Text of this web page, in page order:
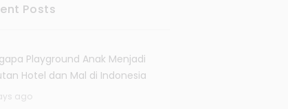
Posts
Playground Anak Menjadi
Hotel dan Mal di Indonesia
ago